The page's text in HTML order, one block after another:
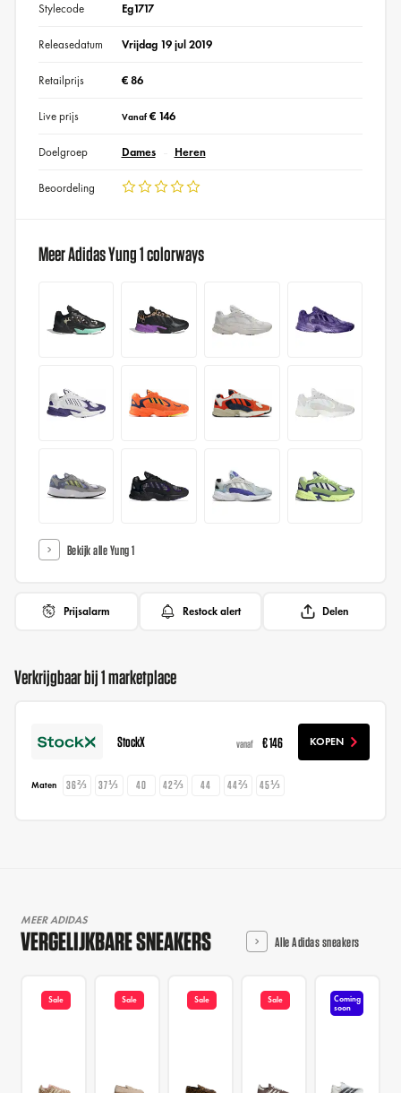
Stylecode Eg1717
Releasedatum Vrijdag 19 jul 2019
Retailprijs € 86
Live prijs Vanaf€ 146
Doelgroep Dames Heren
Beoordeling
Meer Adidas Yung 1 colorways
Bekijk alle Yung 1
Prijsalarm Restock alert Delen
Verkrijgbaar bij 1 marketplace
StockX vanaf € 146 KOPEN
Maten 36⅔ 37⅓ 40 42⅔ 44 44⅔ 45⅓
MEER ADIDAS
VERGELIJKBARE SNEAKERS Alle Adidas sneakers
Sale Sale Sale Sale
Coming
soon